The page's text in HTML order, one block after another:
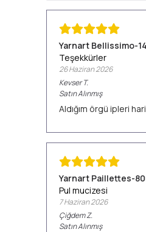
Yarnart Bellissimo-
Teşekkürler
26 Haziran 2026
Kevser T.
Satın Alınmış
Aldığım örgü ipleri
Yarnart Paillettes-
Pul mucizesi
7 Haziran 2026
ÇiğdemZ.
Satın Alınmış